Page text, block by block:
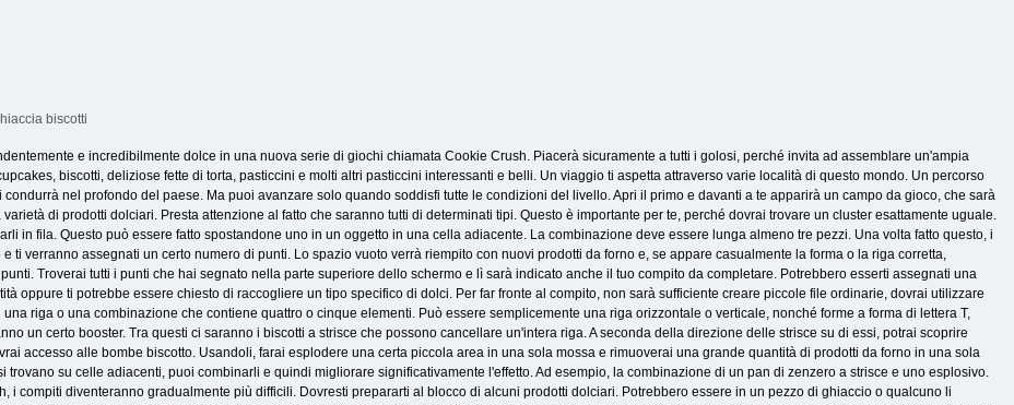
biscotti
e incredibilmente dolce in una nuova serie di giochi chiamata Cookie Crush. Piacerà sicuramente a tutti i golosi, perché invita ad assemblare un'ampia
biscotti, deliziose fette di torta, pasticcini e molti altri pasticcini interessanti e belli. Un viaggio ti aspetta attraverso varie località di questo mondo. Un percorso
nel profondo del paese. Ma puoi avanzare solo quando soddisfi tutte le condizioni del livello. Apri il primo e davanti a te apparirà un campo da gioco, che sarà
di prodotti dolciari. Presta attenzione al fatto che saranno tutti di determinati tipi. Questo è importante per te, perché dovrai trovare un cluster esattamente uguale.
in fila. Questo può essere fatto spostandone uno in un oggetto in una cella adiacente. La combinazione deve essere lunga almeno tre pezzi. Una volta fatto questo, i
ti verranno assegnati un certo numero di punti. Lo spazio vuoto verrà riempito con nuovi prodotti da forno e, se appare casualmente la forma o la riga corretta,
Troverai tutti i punti che hai segnato nella parte superiore dello schermo e lì sarà indicato anche il tuo compito da completare. Potrebbero esserti assegnati una
oppure ti potrebbe essere chiesto di raccogliere un tipo specifico di dolci. Per far fronte al compito, non sarà sufficiente creare piccole file ordinarie, dovrai utilizzare
riga o una combinazione che contiene quattro o cinque elementi. Può essere semplicemente una riga orizzontale o verticale, nonché forme a forma di lettera T,
un certo booster. Tra questi ci saranno i biscotti a strisce che possono cancellare un'intera riga. A seconda della direzione delle strisce su di essi, potrai scoprire
accesso alle bombe biscotto. Usandoli, farai esplodere una certa piccola area in una sola mossa e rimuoverai una grande quantità di prodotti da forno in una sola
trovano su celle adiacenti, puoi combinarli e quindi migliorare significativamente l'effetto. Ad esempio, la combinazione di un pan di zenzero a strisce e uno esplosivo.
i compiti diventeranno gradualmente più difficili. Dovresti prepararti al blocco di alcuni prodotti dolciari. Potrebbero essere in un pezzo di ghiaccio o qualcuno li